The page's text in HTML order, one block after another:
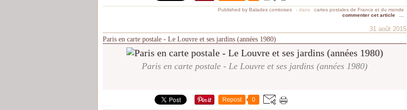
Published by Balades comtoises - dans
cartes postales de France et du monde
commenter cet article
31 août 2015
Paris en carte postale - Le Louvre et ses jardins (années 1980)
Paris en carte postale - Le Louvre et ses jardins (années 1980)
Repost 0